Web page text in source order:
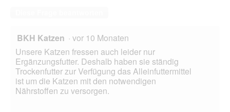
BKH Katzen · vor 10 Monaten
Unsere Katzen fressen auch leider nur
Ergänzungsfutter. Deshalb haben sie ständig
Trockenfutter zur Verfügung das Alleinfuttermittel
ist um die Katzen mit den notwendigen
Nährstoffen zu versorgen.